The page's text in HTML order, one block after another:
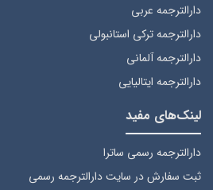
دارالترجمه عربی
دارالترجمه ترکی استانبولی
دارالترجمه آلمانی
دارالترجمه ایتالیایی
لینک‌های مفید
دارالترجمه رسمی ساترا
ثبت سفارشدر سایت دارالترجمه رسمی